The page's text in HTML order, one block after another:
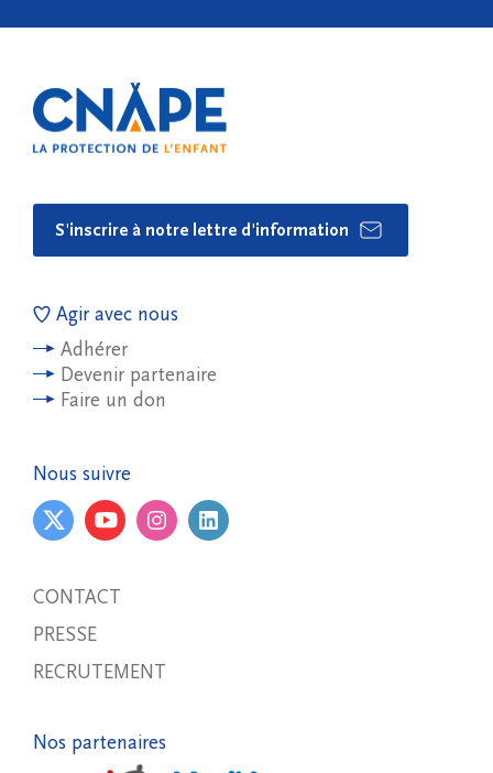
S'inscrire à notre lettre d'information
Agir avec nous
Adhérer
Devenir partenaire
Faire un don
Nous suivre
CONTACT
PRESSE
RECRUTEMENT
Nos partenaires